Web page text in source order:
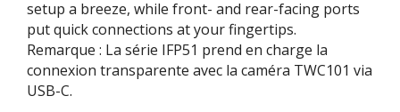
setup a breeze, while front- and rear-facing ports
put quick connections at your fingertips.
Remarque : La série IFP51 prend en charge la
connexion transparente avec la caméra TWC101 via
USB-C.